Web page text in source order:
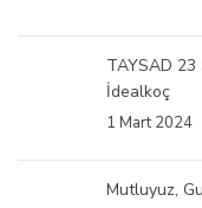
TAYSAD
İdealkoç
1 Mart 2024
Mutluyuz,